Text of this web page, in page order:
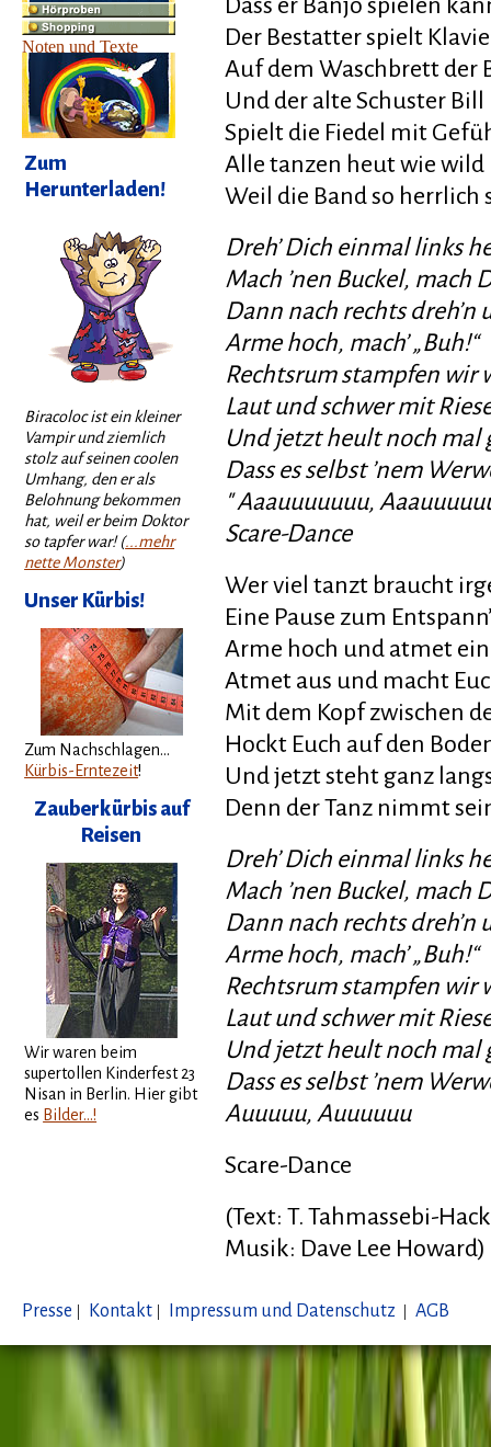
Zum
Herunterladen!
Biracoloc ist ein kleiner
Vampir und ziemlich
stolz auf seinen coolen
Umhang, den er als
Belohnung bekommen
hat, weil er beim Doktor
so tapfer war! (...mehr
nette Monster)
Unser Kürbis!
Zum Nachschlagen...
Kürbis-Erntezeit!
Zauberkürbis auf
Reisen
Wir waren beim
supertollen Kinderfest 23
Nisan in Berlin. Hier gibt
es Bilder...!
Dass er Banjo spielen
Der Bestatter spielt
Auf dem Waschbrett der
Und der alte Schuster Bill
Spielt die Fiedel mit
Alle tanzen heut wie wild
Weil die Band so herrlich
Dreh’ Dich einmal links
Mach ’nen Buckel, mach
Dann nach rechts dreh’n
Arme hoch, mach’ „Buh!“
Rechtsrum stampfen wir
Laut und schwer mit
Und jetzt heult noch mal
Dass es selbst ’nem
" Aaauuuuuuu,
Scare-Dance
Wer viel tanzt braucht
Eine Pause zum
Arme hoch und atmet ein
Atmet aus und macht
Mit dem Kopf zwischen
Hockt Euch auf den
Und jetzt steht ganz
Denn der Tanz nimmt
Dreh’ Dich einmal links
Mach ’nen Buckel, mach
Dann nach rechts dreh’n
Arme hoch, mach’ „Buh!“
Rechtsrum stampfen wir
Laut und schwer mit
Und jetzt heult noch mal
Dass es selbst ’nem
Auuuuu, Auuuuuu
Scare-Dance
(Text: T. Tahmassebi-
Musik: Dave Lee Howard)
Presse | Kontakt | Impressum und Datenschutz | AGB